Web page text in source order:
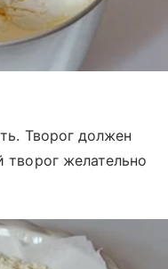
Творог должен
творог желательно